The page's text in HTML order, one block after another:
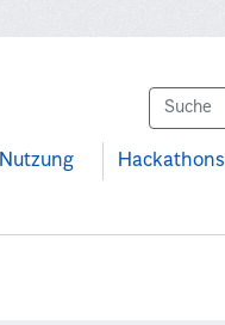
Nutzung Hackathons